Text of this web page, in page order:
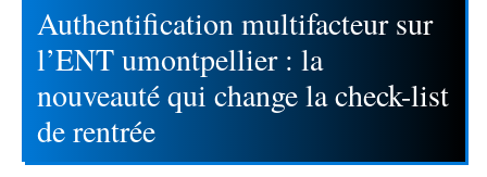
Authentification multifacteur sur
l’ENT umontpellier : la
nouveauté qui change la check-list
de rentrée